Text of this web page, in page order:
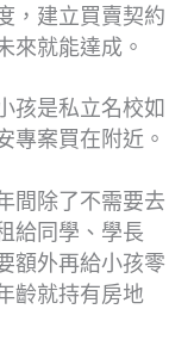
，建立買賣契約
來就能達成。
孩是私立名校如
專案買在附近。
間除了不需要去
給同學、學長
額外再給小孩零
齡就持有房地